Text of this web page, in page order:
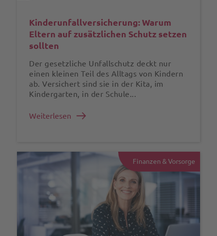
Kinderunfall­versicherung: Warum
Eltern auf zusätzlichen Schutz setzen
sollten
Der gesetzliche Unfallschutz deckt nur
einen kleinen Teil des Alltags von Kindern
ab. Versichert sind sie in der Kita, im
Kindergarten, in der Schule...
Weiterlesen
Finanzen & Vorsorge